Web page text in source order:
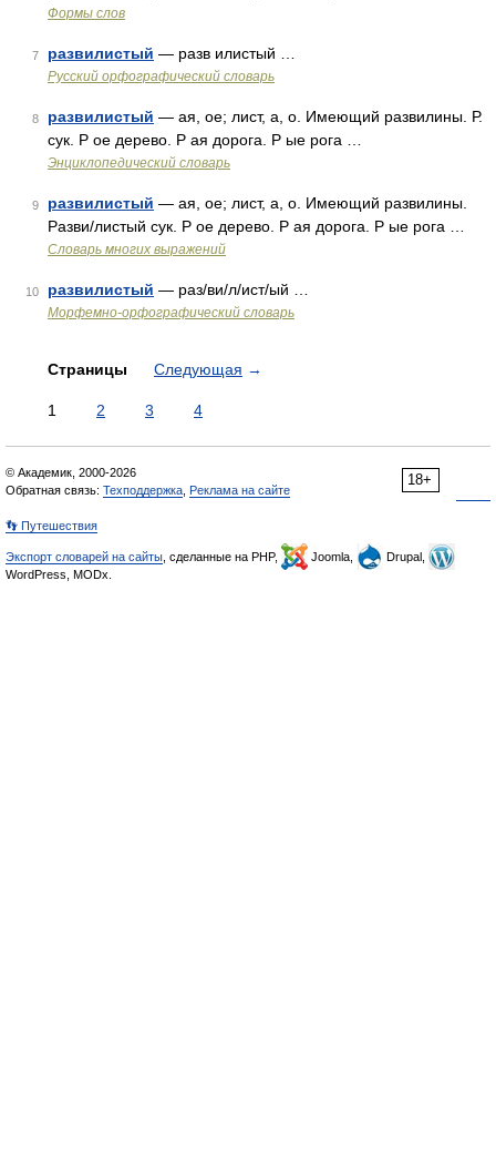
Формы слов
7 развилистый — разв илистый …
Русский орфографический словарь
8 развилистый — ая, ое; лист, а, о. Имеющий развилины. Р.
сук. Р ое дерево. Р ая дорога. Р ые рога …
Энциклопедический словарь
9 развилистый — ая, ое; лист, а, о. Имеющий развилины.
Разви/листый сук. Р ое дерево. Р ая дорога. Р ые рога …
Словарь многих выражений
10 развилистый — раз/ви/л/ист/ый …
Морфемно-орфографический словарь
Страницы Следующая →
1 2 3 4
18+
© Академик, 2000-2026
Обратная связь: Техподдержка Реклама на сайте
👣 Путешествия
Экспорт словарей на сайты , сделанные на PHP, Joomla,
Drupal,
WordPress, MODx.